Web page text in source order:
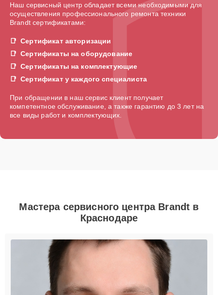
Наш сервисный центр обладает всеми необходимыми для
осуществления профессионального ремонта техники
Brandt сертификатами:
Сертификат авторизации
Сертификаты на оборудование
Сертификаты на комплектующие
Сертификат у каждого специалиста
При обращении в наш сервис клиент получает
компетентное обслуживание, а также гарантию до 3 лет на
все виды работ и комплектующих.
Мастера сервисного центра Brandt в
Краснодаре